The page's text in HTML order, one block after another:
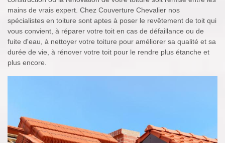
mains de vrais expert. Chez Couverture Chevalier nos
spécialistes en toiture sont aptes à poser le revêtement de toit qui
vous convient, à réparer votre toit en cas de défaillance ou de
fuite d'eau, à nettoyer votre toiture pour améliorer sa qualité et sa
durée de vie, à rénover votre toit pour le rendre plus étanche et
plus encore.